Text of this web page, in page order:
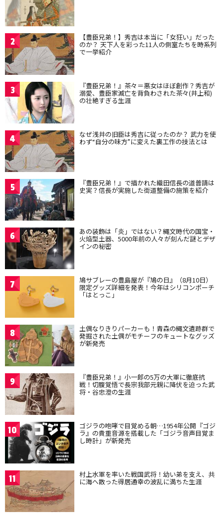
2 【豊臣兄弟！】秀吉は本当に「女狂い」だった
のか？ 天下人を彩った11人の側室たちを時系列
で一挙紹介
3 『豊臣兄弟！』茶々＝悪女はほぼ創作？秀吉が
溺愛、豊臣家滅亡を背負わされた茶々(井上和)
の壮絶すぎる生涯
4 なぜ浅井の旧臣は秀吉に従ったのか？ 武力を使
わず“自分の味方”に変えた裏工作の技法とは
5 『豊臣兄弟！』で描かれた織田信長の道普請は
史実？信長が実施した街道整備の施策を紹介
6 あの装飾は「炎」ではない？縄文時代の国宝・
火焔型土器、5000年前の人々が刻んだ謎とデザ
インの秘密
7 鳩サブレーの豊島屋が『鳩の日』（8月10日）
限定グッズ詳細を発表！今年はシリコンポーチ
「はとっこ」
8 土偶なりきりパーカーも！青森の縄文遺跡群で
発掘された土偶がモチーフのキュートなグッズ
が新発売
9 『豊臣兄弟！』小一郎の5万の大軍に徹底抗
戦！切腹覚悟で長宗我部元親に降伏を迫った武
将・谷忠澄の生涯
10 ゴジラの咆哮で目覚める朝…1954年公開『ゴジ
ラ』の貴重音源を搭載した「ゴジラ音声目覚ま
し時計」が新発売
11 村上水軍を率いた戦国武将！幼い弟を支え、共
に海へ散った得居通幸の波乱に満ちた生涯